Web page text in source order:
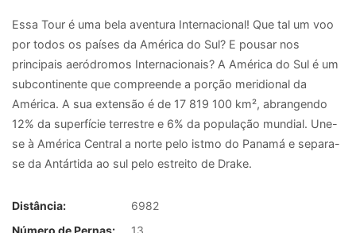
Essa Tour é uma bela aventura Internacional! Que tal um voo
por todos os países da América do Sul? E pousar nos
principais aeródromos Internacionais? A América do Sul é um
subcontinente que compreende a porção meridional da
América. A sua extensão é de 17 819 100 km², abrangendo
12% da superfície terrestre e 6% da população mundial. Une-
se à América Central a norte pelo istmo do Panamá e separa-
se da Antártida ao sul pelo estreito de Drake.
Distância:
6982
Número de Pernas:
13